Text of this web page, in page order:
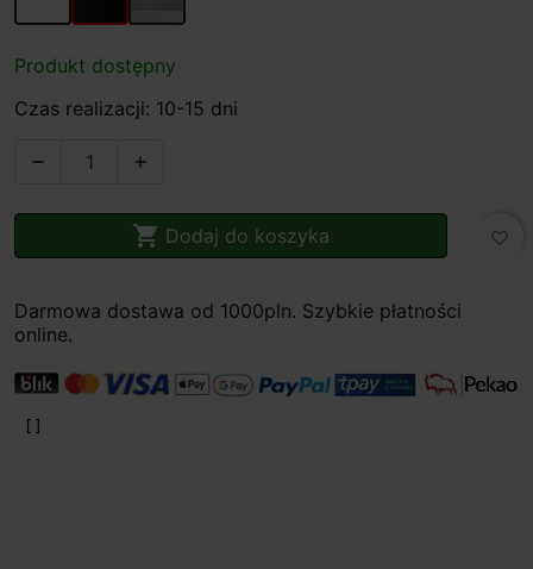
Produkt dostępny
Czas realizacji: 10-15 dni
 
 Dodaj do koszyka favorite_border
Darmowa dostawa od 1000pln. Szybkie płatności
online.